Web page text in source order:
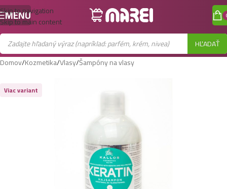
Skip to navigation
Skip to main content
MENU
HĽADAŤ
Domov/Kozmetika/Vlasy/Šampóny na vlasy
Viac variant